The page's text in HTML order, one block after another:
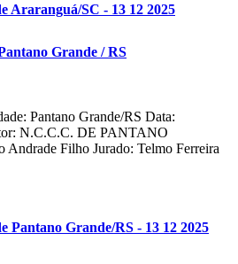
Araranguá/SC - 13 12 2025
Grande / RS
Pantano Grande/RS Data:
N.C.C.C. DE PANTANO
Filho Jurado: Telmo Ferreira
Pantano Grande/RS - 13 12 2025